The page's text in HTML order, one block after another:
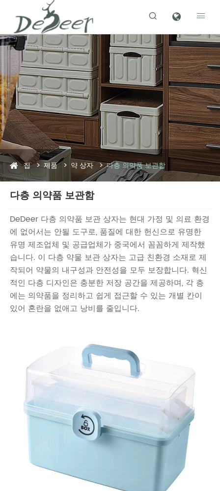
 
집 제품 약 상자 다층 의약품 보관함
다층 의약품 보관함
DeDeer 다층 의약품 보관 상자는 현대 가정 및 의료 환경
에 없어서는 안될 도구로, 품질에 대한 헌신으로 유명한
유명 제조업체 및 공급업체가 중국에서 꼼꼼하게 제작했
습니다. 이 다층 약물 보관 상자는 고급 친환경 소재로 제
작되어 약물의 내구성과 안전성을 모두 보장합니다. 혁신
적인 다층 디자인은 충분한 저장 공간을 제공하며, 각 층
에는 의약품을 정리하고 쉽게 접근할 수 있는 개별 칸이
있어 혼란을 없애고 낭비를 줄입니다.